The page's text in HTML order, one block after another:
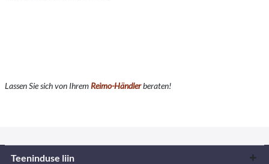
Lassen Sie sich von Ihrem Reimo-Händlerberaten!
Teeninduse liin